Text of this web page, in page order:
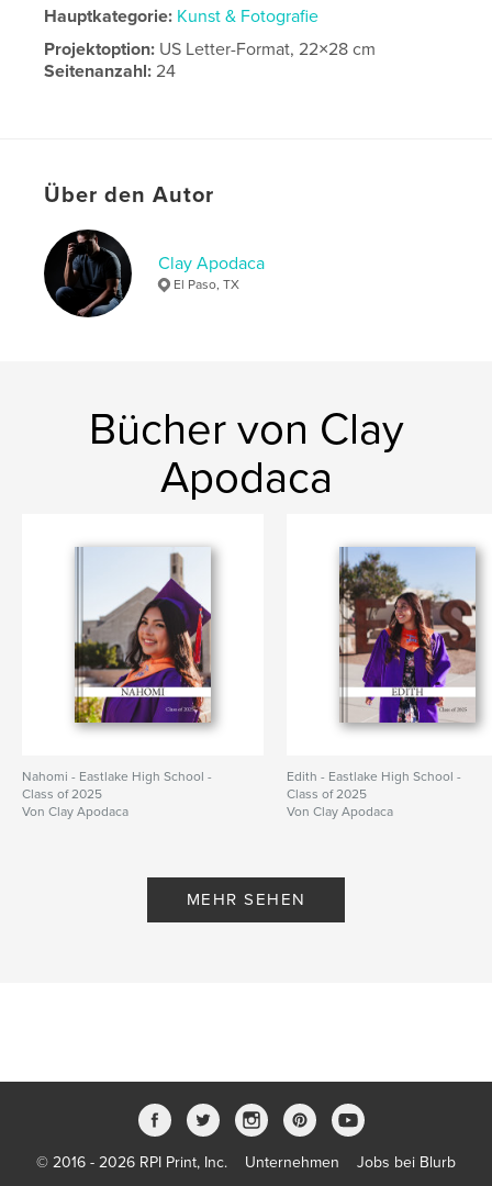
Hauptkategorie: Kunst & Fotografie
Projektoption: US Letter-Format, 22×28 cm
Seitenanzahl:24
Über den Autor
Clay Apodaca
El Paso, TX
Bücher von Clay
Apodaca
Nahomi - Eastlake High School -
Class of 2025
Von Clay Apodaca
Edith - Eastlake High School -
Class of 2025
Von Clay Apodaca
MEHR SEHEN
© 2016 - 2026 RPI Print, Inc. Unternehmen Jobs bei Blurb